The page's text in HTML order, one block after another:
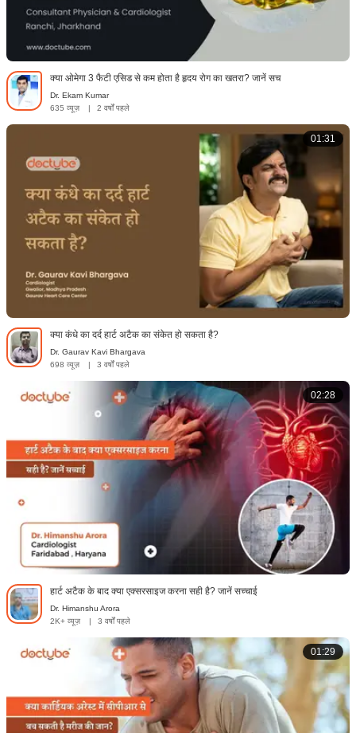
क्या ओमेगा 3 फैटी एसिड से कम होता है हृदय रोग का खतरा? जानें सच
Dr. Ekam Kumar
635 व्यूज़
| 2 वर्षों पहले
01:31
क्या कंधे का दर्द हार्ट अटैक का संकेत हो सकता है?
Dr. Gaurav Kavi Bhargava
698 व्यूज़
| 3 वर्षों पहले
02:28
हार्ट अटैक के बाद क्या एक्सरसाइज करना सही है? जानें सच्चाई
Dr. Himanshu Arora
2K+ व्यूज़
| 3 वर्षों पहले
01:29